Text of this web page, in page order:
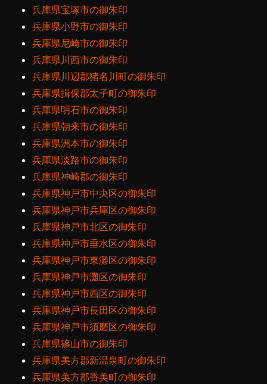
兵庫県宝塚市の御朱印
兵庫県小野市の御朱印
兵庫県尼崎市の御朱印
兵庫県川西市の御朱印
兵庫県川辺郡猪名川町の御朱印
兵庫県揖保郡太子町の御朱印
兵庫県明石市の御朱印
兵庫県朝来市の御朱印
兵庫県洲本市の御朱印
兵庫県淡路市の御朱印
兵庫県神崎郡の御朱印
兵庫県神戸市中央区の御朱印
兵庫県神戸市兵庫区の御朱印
兵庫県神戸市北区の御朱印
兵庫県神戸市垂水区の御朱印
兵庫県神戸市東灘区の御朱印
兵庫県神戸市灘区の御朱印
兵庫県神戸市西区の御朱印
兵庫県神戸市長田区の御朱印
兵庫県神戸市須磨区の御朱印
兵庫県篠山市の御朱印
兵庫県美方郡新温泉町の御朱印
兵庫県美方郡香美町の御朱印